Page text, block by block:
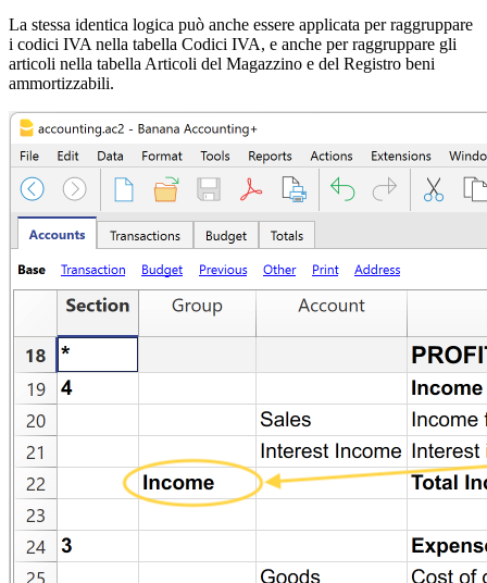
La stessa identica logica può anche essere applicata per raggruppare
i codici IVA nella tabella Codici IVA, e anche per raggruppare gli
articoli nella tabella Articoli del Magazzino e del Registro beni
ammortizzabili.